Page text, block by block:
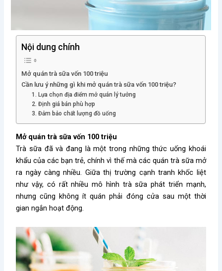
Nội dung chính
Mở quán trà sữa vốn 100 triệu
Cần lưu ý những gì khi mở quán trà sữa vốn 100 triệu?
1. Lựa chọn địa điểm mở quán lý tưởng
2. Định giá bán phù hợp
3. Đảm bảo chất lượng đồ uống
Mở quán trà sữa vốn 100 triệu
Trà sữa đã và đang là một trong những thức uống khoái
khẩu của các bạn trẻ, chính vì thế mà các quán trà sữa mở
ra ngày càng nhiều. Giữa thị trường cạnh tranh khốc liệt
như vậy, có rất nhiều mô hình trà sữa phát triển mạnh,
nhưng cũng không ít quán phải đóng cửa sau một thời
gian ngắn hoạt động.